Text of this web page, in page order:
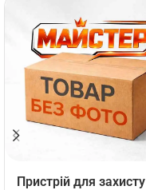
Пристрій для захисту